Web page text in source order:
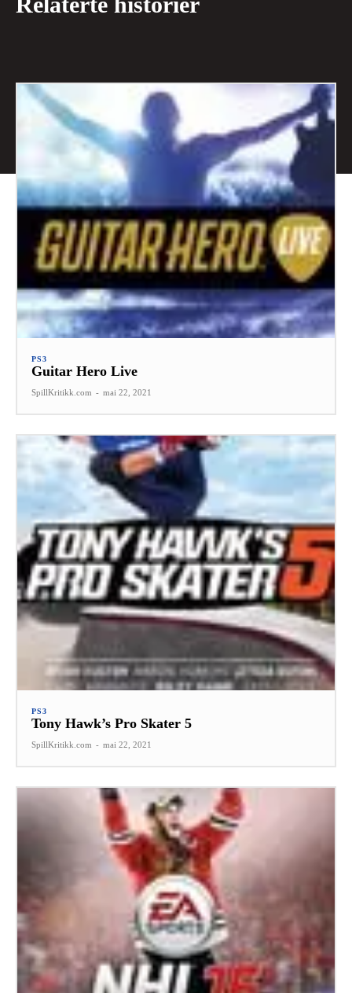
PS3
Guitar Hero Live
SpillKritikk.com - mai 22, 2021
PS3
Tony Hawk’s Pro Skater 5
SpillKritikk.com - mai 22, 2021